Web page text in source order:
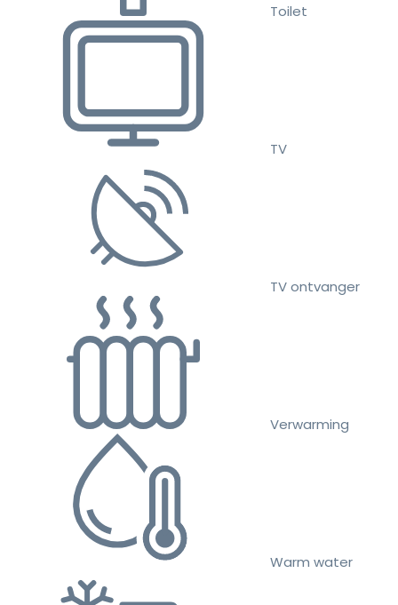
Toilet
TV
TV ontvanger
Verwarming
Warm water